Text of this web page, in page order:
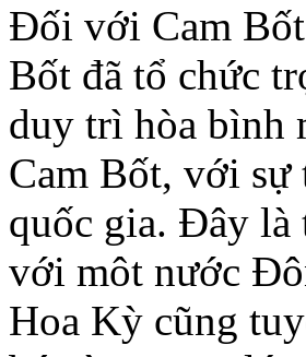
Ðối với Cam
Bốt đã tổ chức
duy trì hòa bình
Cam Bốt, với sự
quốc gia. Ðây là
với môt nước
Hoa Kỳ cũng